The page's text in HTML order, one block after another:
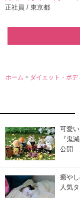
正社員 / 東京都
ホーム > ダイエット・ボ
可愛
『鬼
公開
癒や
人気